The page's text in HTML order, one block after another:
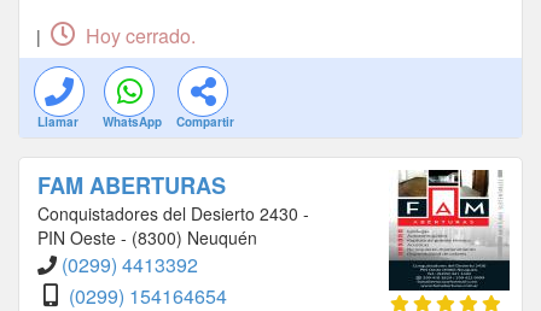
| Hoy cerrado.
Llamar WhatsApp Compartir
FAM ABERTURAS
Conquistadores del Desierto 2430 -
PIN Oeste - (8300) Neuquén
(0299) 4413392
(0299) 154164654